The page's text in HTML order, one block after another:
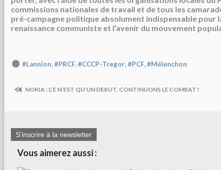
commissions nationales de travail et de tous les
pré-campagne politique absolument indispensable pour
renaissance communiste et l’avenir du mouvement
#Lannion,#PRCF,#CCCP-Tregor,#PCF,#Mélenchon
NOKIA : CE N’EST QU’UN DEBUT, CONTINUONS LE COMBAT !
S'inscrire à la newsletter
Vous aimerez aussi :